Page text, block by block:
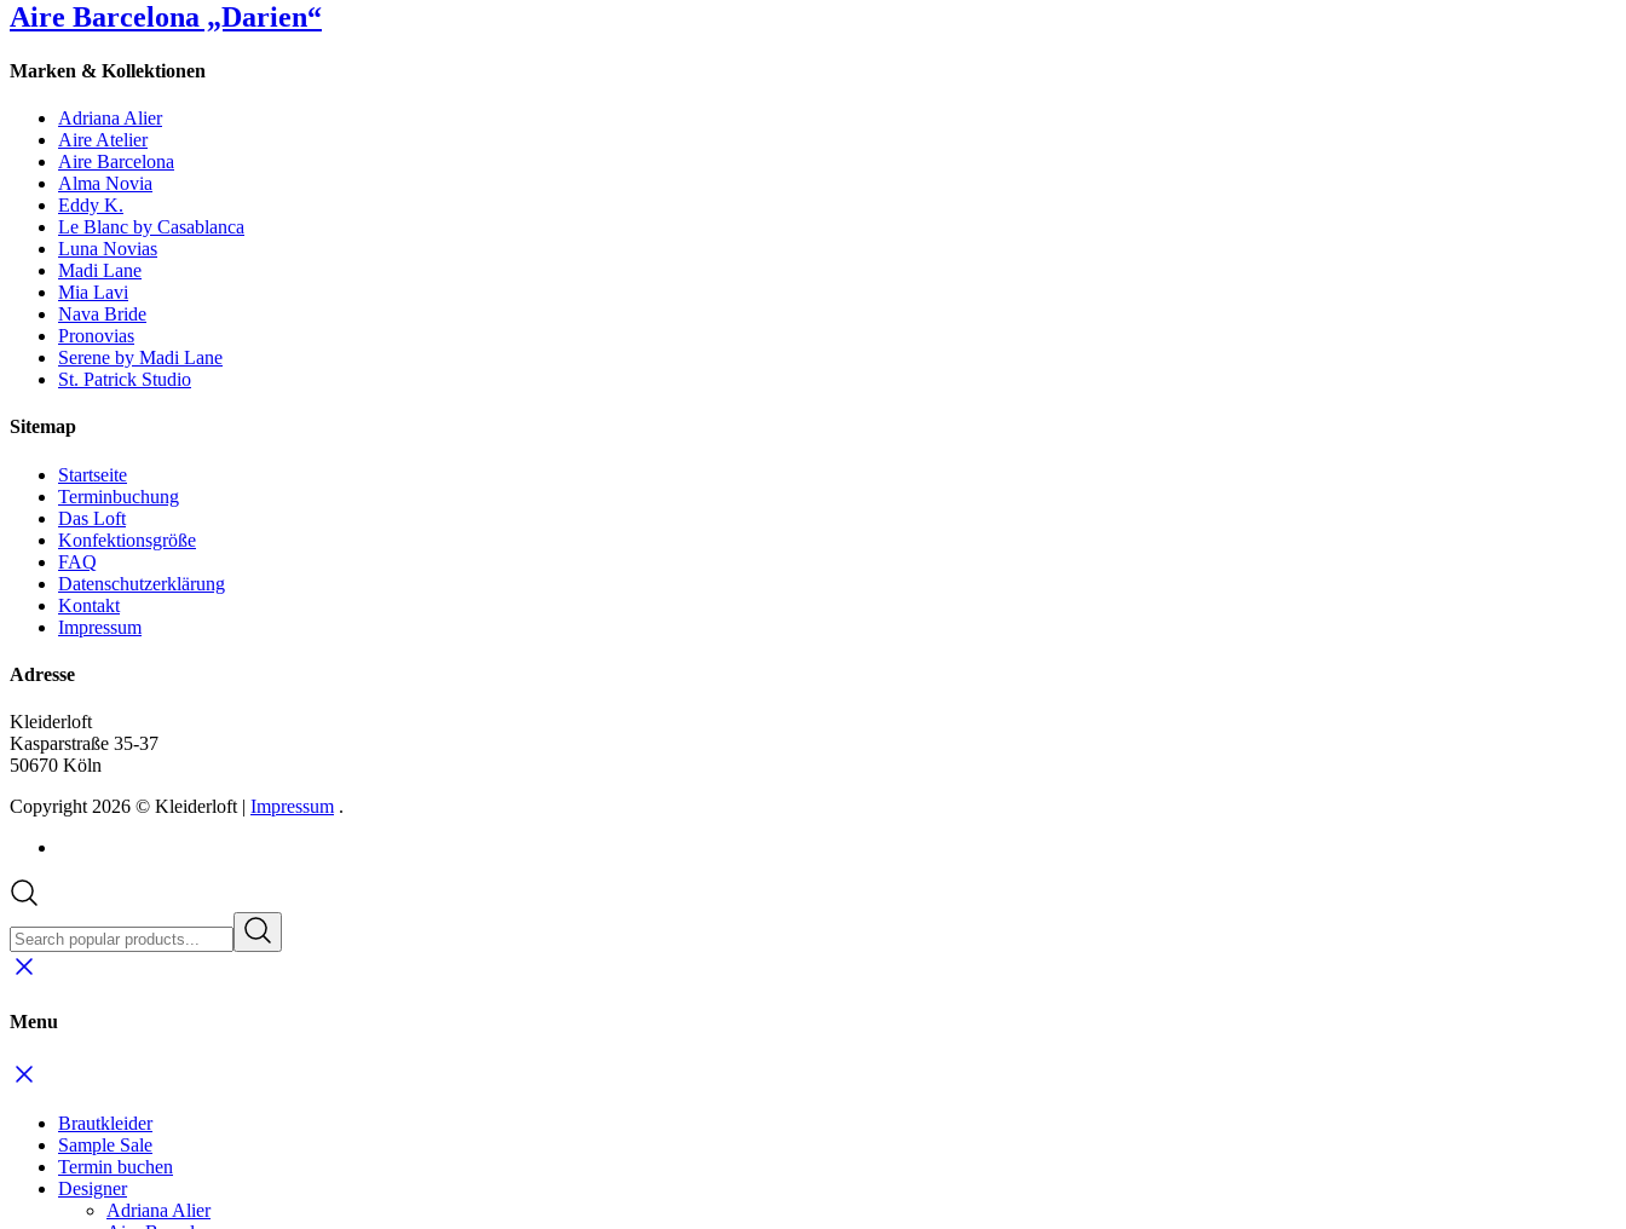
Aire Barcelona „Darien“
Marken & Kollektionen
Adriana Alier
Aire Atelier
Aire Barcelona
Alma Novia
Eddy K.
Le Blanc by Casablanca
Luna Novias
Madi Lane
Mia Lavi
Nava Bride
Pronovias
Serene by Madi Lane
St. Patrick Studio
Sitemap
Startseite
Terminbuchung
Das Loft
Konfektionsgröße
FAQ
Datenschutzerklärung
Kontakt
Impressum
Adresse
Kleiderloft
Kasparstraße 35-37
50670 Köln
Copyright 2026 © Kleiderloft | Impressum .
Menu
Brautkleider
Sample Sale
Termin buchen
Designer
Adriana Alier